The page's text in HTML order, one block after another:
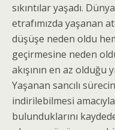
sıkıntılar yaşadı.
etrafımızda yaşanan
düşüşe neden oldu
geçirmesine neden
akışının en az olduğu
Yaşanan sancılı
indirilebilmesi
bulunduklarını